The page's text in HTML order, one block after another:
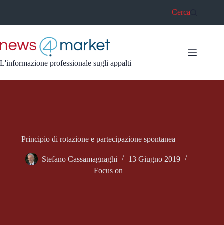
Cerca
L'informazione professionale sugli appalti
Principio di rotazione e partecipazione spontanea
Stefano Cassamagnaghi
13 Giugno 2019
Focus on